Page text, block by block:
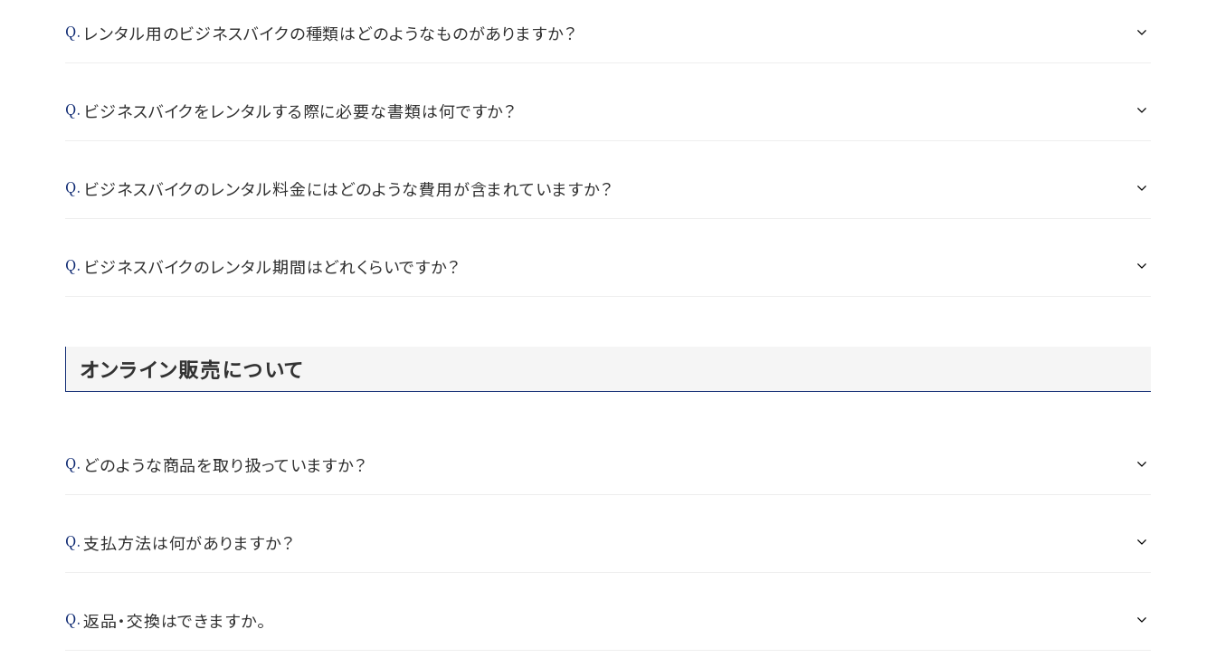
レンタル用のビジネスバイクの種類はどのようなものがありますか？
ビジネスバイクをレンタルする際に必要な書類は何ですか？
ビジネスバイクのレンタル料金にはどのような費用が含まれていますか？
ビジネスバイクのレンタル期間はどれくらいですか？
オンライン販売について
どのような商品を取り扱っていますか？
支払方法は何がありますか？
返品・交換はできますか。